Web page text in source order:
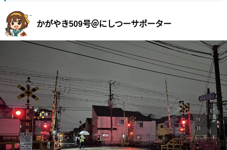
かがやき509号＠にしつーサポーター